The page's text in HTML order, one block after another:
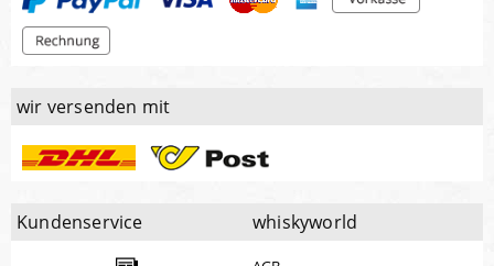
wir versenden mit
Kundenservice whiskyworld